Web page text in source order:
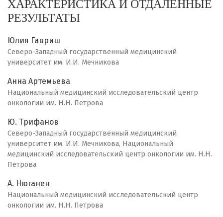
ХАРАКТЕРИСТИКА И ОТДАЛЕННЫЕ
РЕЗУЛЬТАТЫ
Юлия Гавриш
Северо-Западный государственный медицинский
университет им. И.И. Мечникова
Анна Артемьева
Национальный медицинский исследовательский центр
онкологии им. Н.Н. Петрова
Ю. Трифанов
Северо-Западный государственный медицинский
университет им. И.И. Мечникова, Национальный
медицинский исследовательский центр онкологии им. Н.Н.
Петрова
А. Нюганен
Национальный медицинский исследовательский центр
онкологии им. Н.Н. Петрова